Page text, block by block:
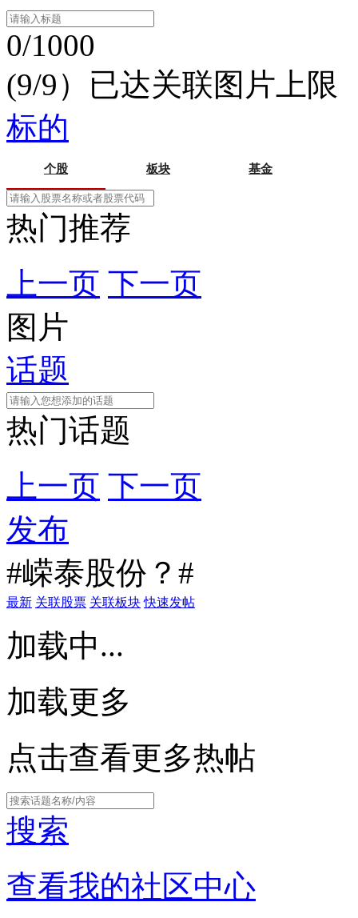
0/1000
(9/9）已达关联图片上限
标的
个股 板块 基金
热门推荐
上一页 下一页
图片
话题
热门话题
上一页 下一页
发布
#嵘泰股份？#
最新 关联股票 关联板块 快速发帖
加载中...
加载更多
点击查看更多热帖
搜索
查看我的社区中心